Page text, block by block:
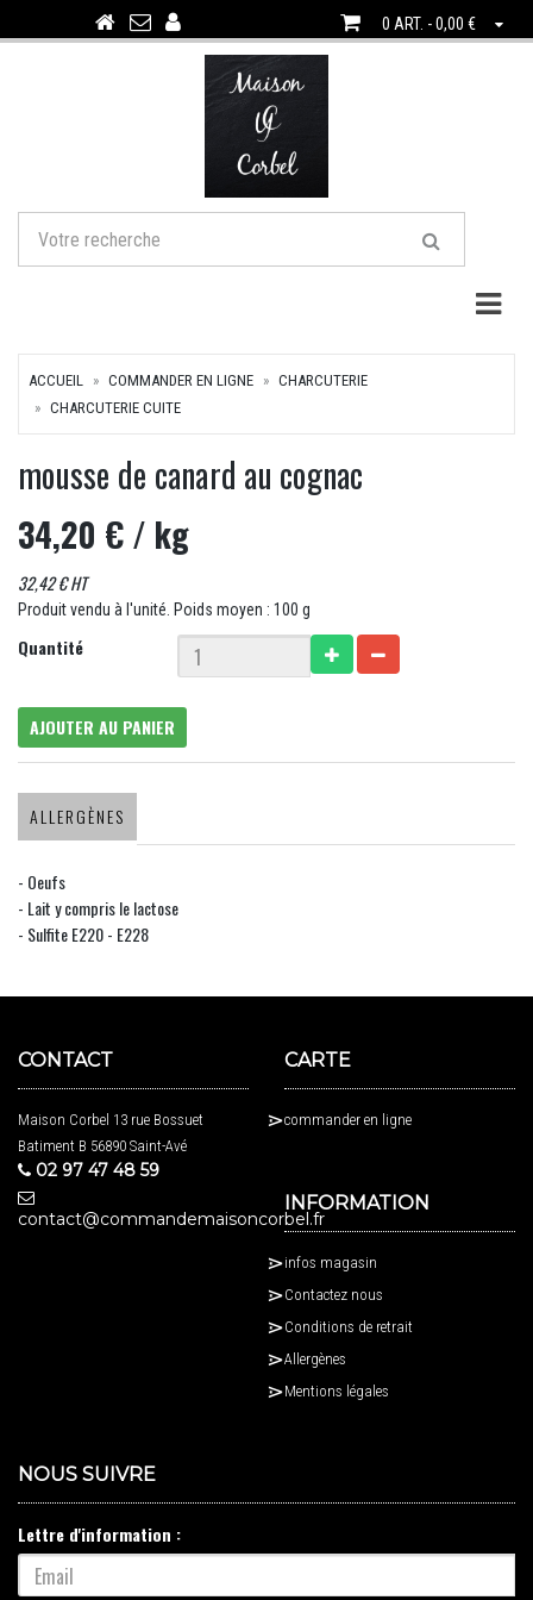
0 ART. - 0,00 €
ACCUEIL COMMANDER EN LIGNE
CHARCUTERIE
CHARCUTERIE CUITE
mousse de canard au cognac
34,20 €/ kg
32,42 € HT
Produit vendu à l'unité. Poids moyen : 100 g
Quantité
AJOUTER AU PANIER
ALLERGÈNES
- Oeufs
- Lait y compris le lactose
- Sulfite E220 - E228
CONTACT
Maison Corbel 13 rue Bossuet
Batiment B 56890 Saint-Avé
02 97 47 48 59
contact@commandemaisoncorbel.fr
CARTE
commander en ligne
INFORMATION
infos magasin
Contactez nous
Conditions de retrait
Allergènes
Mentions légales
NOUS SUIVRE
Lettre d'information :